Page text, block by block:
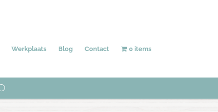
Werkplaats Blog Contact 0 items